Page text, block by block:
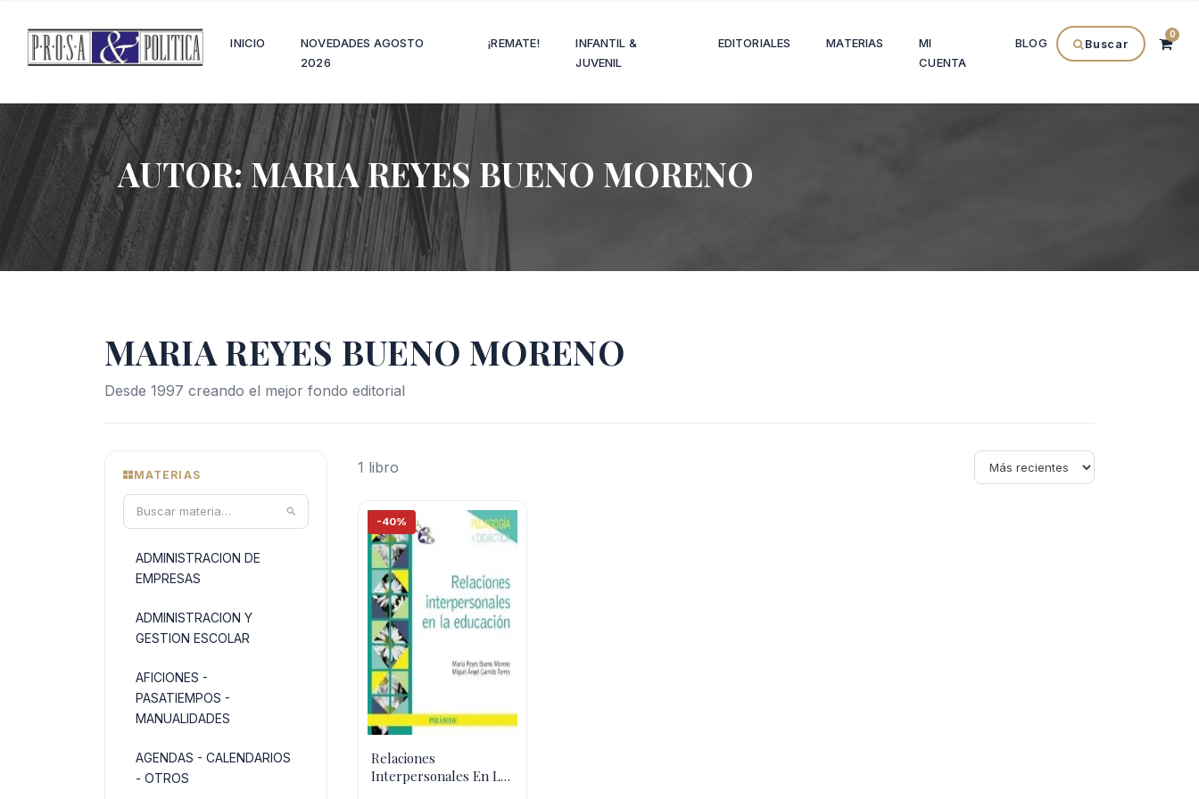
INICIO
NOVEDADES AGOSTO
2026
¡REMATE!
INFANTIL &
JUVENIL
EDITORIALES MATERIAS
MI
CUENTA
BLOG Buscar
0
AUTOR:MARIA REYES BUENO MORENO
MARIA REYES BUENO MORENO
Desde 1997 creando el mejor fondo editorial
MATERIAS
ADMINISTRACION DE
EMPRESAS
ADMINISTRACION Y
GESTION ESCOLAR
AFICIONES -
PASATIEMPOS -
MANUALIDADES
AGENDAS - CALENDARIOS
- OTROS
1 libro
-40%
Relaciones
Interpersonales En La